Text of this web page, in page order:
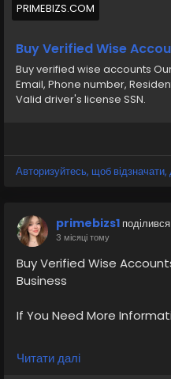
Buy verified wise
verified, Phone number,
passport, Valid driver s
https://primebizs.com/
PRIMEBIZS.COM
Buy Verified Wise
Buy verified wise accounts
Email, Phone number,
Valid driver's license SSN.
Авторизуйтесь, щоб відзначати,
primebizs1
3 місяці тому
Buy Verified Wise
Business
If You Need More
💠⫸Telegram: EkPrime
💠⫸Whatsapp: +1 (870)
Читати далі